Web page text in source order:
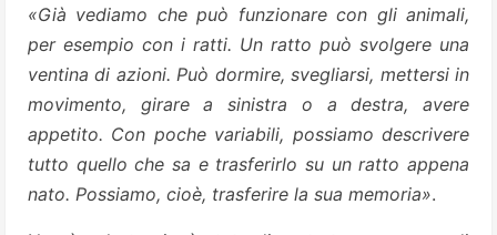
«Già vediamo che può funzionare con gli animali,
per esempio con i ratti. Un ratto può svolgere una
ventina di azioni. Può dormire, svegliarsi, mettersi in
movimento, girare a sinistra o a destra, avere
appetito. Con poche variabili, possiamo descrivere
tutto quello che sa e trasferirlo su un ratto appena
nato. Possiamo, cioè, trasferire la sua memoria».